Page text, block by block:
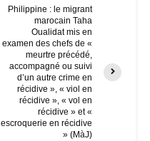
Philippine : le migrant
marocain Taha
Oualidat mis en
examen des chefs de «
meurtre précédé,
accompagné ou suivi
d’un autre crime en
récidive », « viol en
récidive », « vol en
récidive » et «
escroquerie en récidive
» (MàJ)